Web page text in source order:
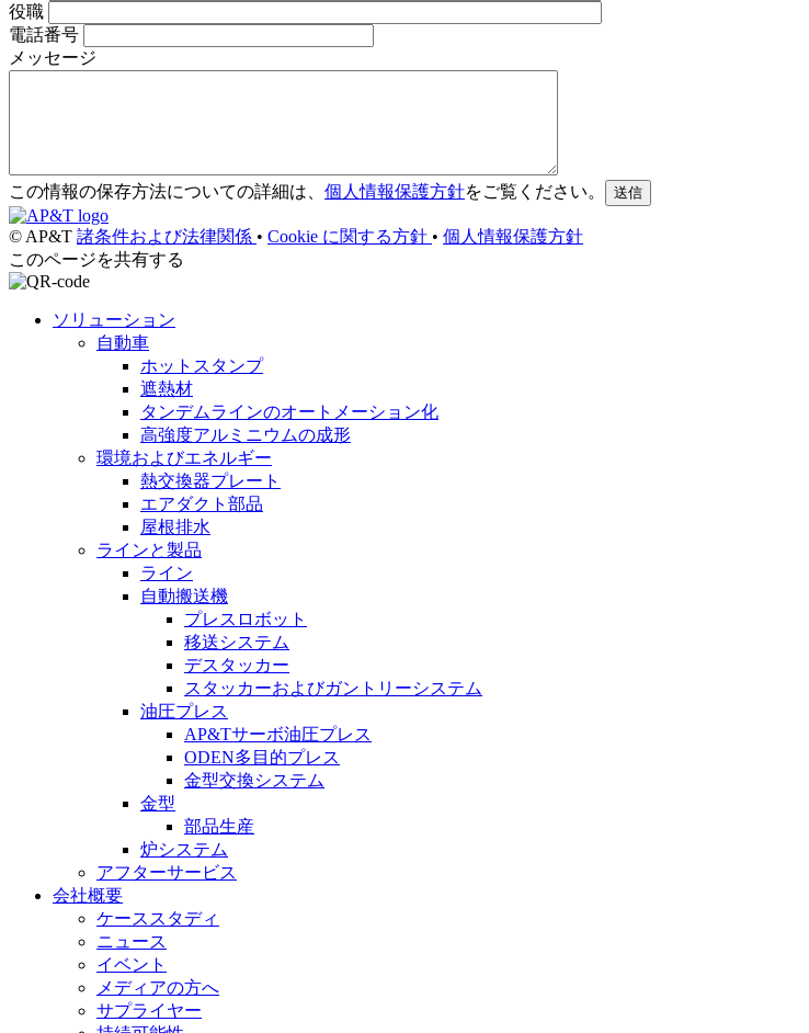
役職
電話番号
メッセージ
この情報の保存方法についての詳細は、 個人情報保護方針をご覧ください。
© AP&T 諸条件および法律関係 • Cookie に関する方針 • 個人情報保護方針
このページを共有する
ソリューション
自動車
ホットスタンプ
遮熱材
タンデムラインのオートメーション化
高強度アルミニウムの成形
環境およびエネルギー
熱交換器プレート
エアダクト部品
屋根排水
ラインと製品
ライン
自動搬送機
プレスロボット
移送システム
デスタッカー
スタッカーおよびガントリーシステム
油圧プレス
AP&Tサーボ油圧プレス
ODEN多目的プレス
金型交換システム
金型
部品生産
炉システム
アフターサービス
会社概要
ケーススタディ
ニュース
イベント
メディアの方へ
サプライヤー